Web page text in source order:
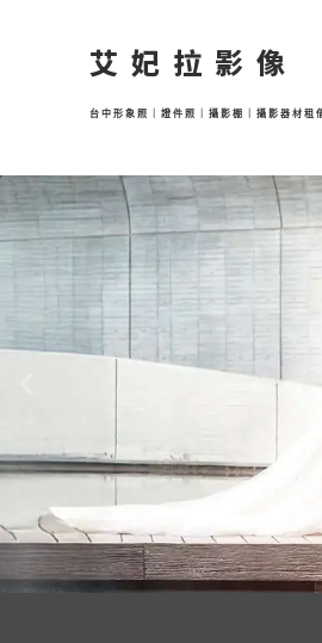
容
艾妃拉影像
台中形象照｜證件照｜攝影棚｜攝影器材租